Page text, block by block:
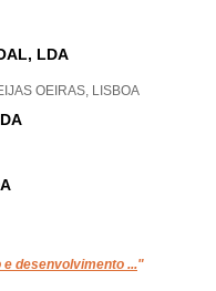
LDA
OEIRAS, LISBOA
desenvolvimento ..."